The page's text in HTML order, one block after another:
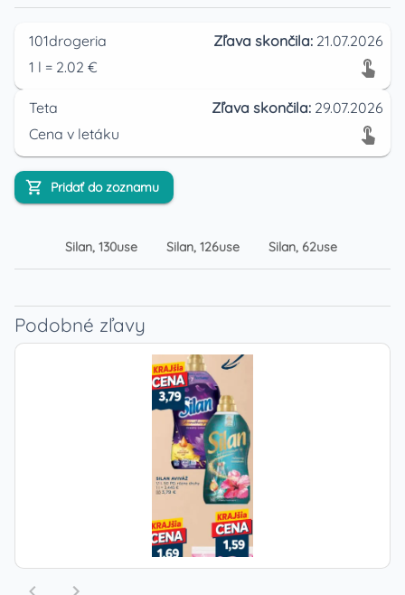
101drogeria Zľava skončila: 21.07.2026
1 l = 2.02 €
Teta Zľava skončila: 29.07.2026
Cena v letáku
Pridať do zoznamu
Silan, 130use Silan, 126use Silan, 62use
Podobné zľavy